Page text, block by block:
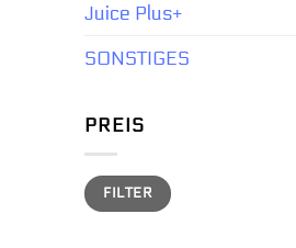
Juice Plus+
SONSTIGES
PREIS
Min.
Preis
Max.
PreisFILTER